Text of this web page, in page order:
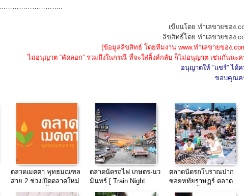
เขียนโดย ทำเลขายของ
ลิขสิทธิ์โดย ทำเลขายของ
(ข้อมูลลิขสิทธ์ โดยทีมงาน www.ทำเลขายของ
ไม่อนุญาต “คัดลอก” รวมถึงในกรณี ที่จะใส่ลิ้งค์กลับ ก็ไม่อนุญาต เช่นกันนะค
อนุญาตให้ “แชร์” ได้
ขอบคุณค
ตลาดเมตตา พุทธมณฑล
สาย 2 ช่วงเปิดตลาดใหม่
ตลาดนัดรถไฟ เกษตร-นว
มินทร์ [ Train Night
ตลาดนัดรถโบราณปาก
ซอยหทัยราษฏร์ ตลาด